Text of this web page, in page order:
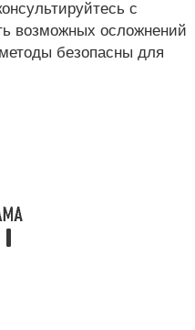
с
возможных осложнений
безопасны для